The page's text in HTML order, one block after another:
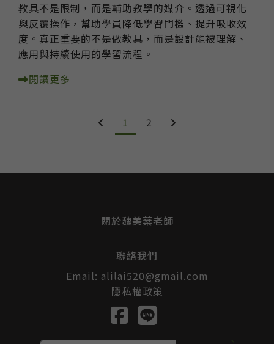
教具不是限制，而是輔助教學的媒介。透過可視化
與反覆操作，幫助學員降低學習門檻、提升吸收效
度。真正重要的不是做教具，而是設計能被理解、
應用與持續使用的學習流程。
閱讀更多
1 2
關於魏美棻老師
聯絡我們
Email: alilai520@gmail.com
隱私權政策